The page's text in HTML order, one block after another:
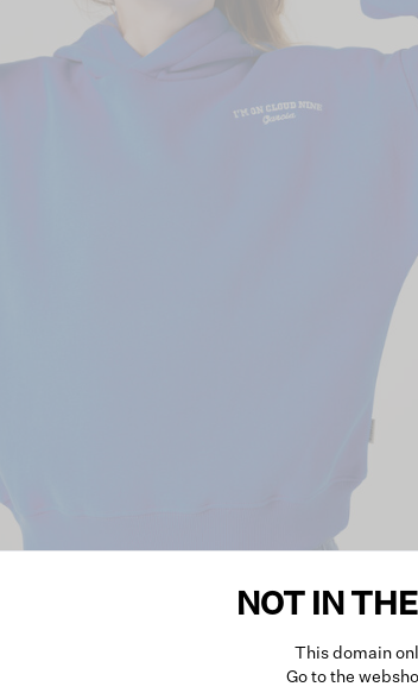
NOT IN
This domain
Go to the